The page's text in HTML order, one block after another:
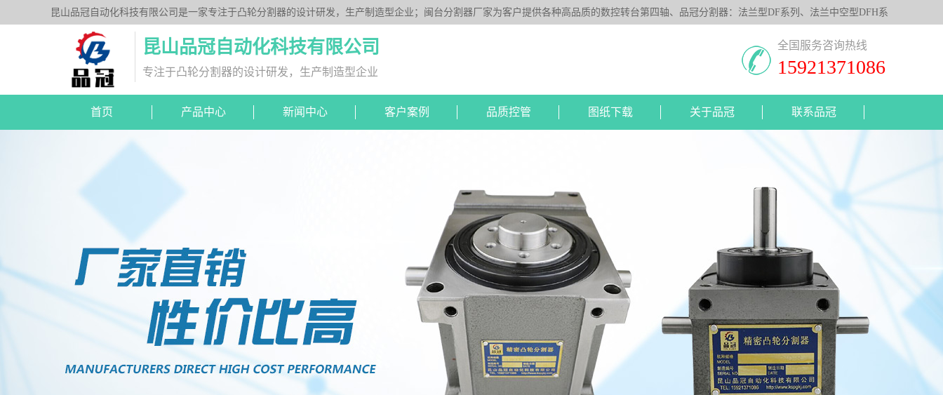
昆山品冠自动化科技有限公司是一家专注于凸轮分割器的设计研发，生产制造型企业；闽台分割器厂家为客户提供各种高品质的数控转台第四轴、品冠分割器：法兰型DF系列、法兰中空型DFH系
列、平台桌面型DT系列、超薄平台桌面型DA系列、心轴型DS系列、平板型PU系列、圆柱重负载型Y系列；公司凭借技术优势，可按照客户要求，提供非标定制服务。
昆山品冠自动化科技有限公司
专注于凸轮分割器的设计研发，生产制造型企业
全国服务咨询热线
15921371086
首页 产品中心 新闻中心 客户案例 品质控管 图纸下载 关于品冠 联系品冠
DA超薄平台桌面型
分割器图纸下载